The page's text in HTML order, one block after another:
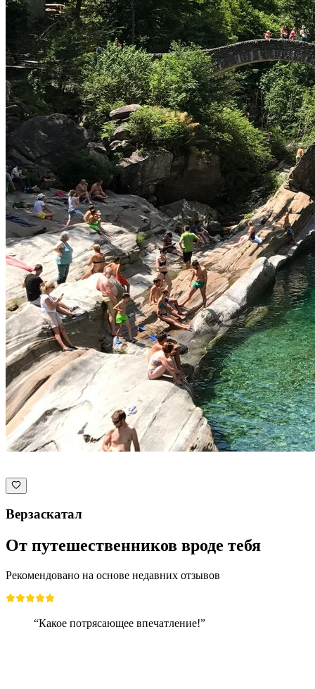
Верзаскатал
От путешественников вроде тебя
Рекомендовано на основе недавних отзывов
“Какое потрясающее впечатление!”